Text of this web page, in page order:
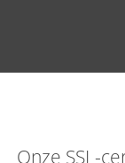
Onze SSL-